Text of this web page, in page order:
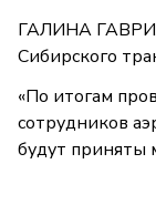
ГАЛИНА
Сибирского
«По итогам
сотрудников
будут приняты